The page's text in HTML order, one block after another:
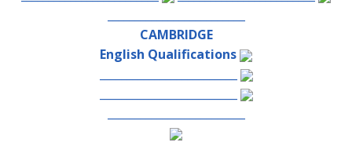
CAMBRIDGE
English Qualifications